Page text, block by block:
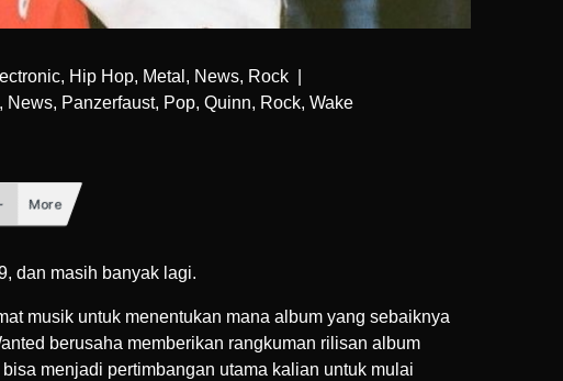
, Hip Hop, Metal , News, Rock
, News, Panzerfaust, Pop, Quinn, Rock, Wake
More
dan masih banyak lagi.
musik untuk menentukan mana album yang sebaiknya
berusaha memberikan rangkuman rilisan album
menjadi pertimbangan utama kalian untuk mulai